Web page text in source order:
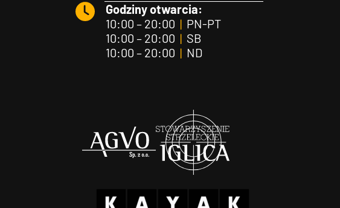
Godziny otwarcia:
10:00 – 20:00 |PN-PT
10:00 – 20:00 |SB
10:00 – 20:00 |ND
Agvo Iglica